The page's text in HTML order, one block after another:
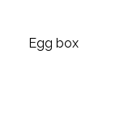
Egg box